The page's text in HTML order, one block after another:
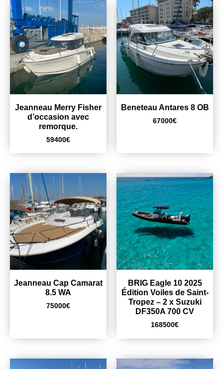
Jeanneau Merry Fisher
d’occasion avec
remorque.
59400€
Beneteau Antares 8 OB
67000€
Jeanneau Cap Camarat
8.5 WA
75000€
BRIG Eagle 10 2025
Édition Voiles de Saint-
Tropez – 2 x Suzuki
DF350A 700 CV
168500€